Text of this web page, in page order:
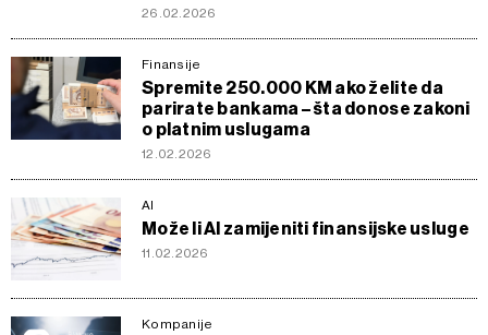
26.02.2026
Finansije
Spremite 250.000 KM ako želite da
parirate bankama – šta donose zakoni
o platnim uslugama
12.02.2026
AI
Može li AI zamijeniti finansijske usluge
11.02.2026
Kompanije